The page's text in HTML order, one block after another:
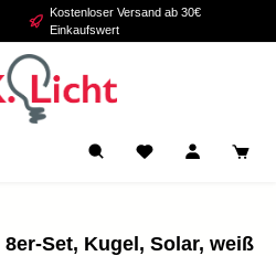
Kostenloser Versand ab 30€
Einkaufswert
Set, Kugel, Solar, weiß